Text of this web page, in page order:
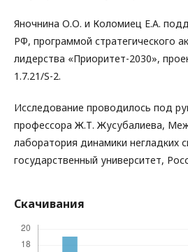
Яночнина О.О. и Коломиец Е.А.
РФ, программой стратегического
лидерства «Приоритет-2030»,
1.7.21/S-2.
Исследование проводилось под
профессора Ж.Т. Жусубалиева,
лаборатория динамики негладких
государственный университет,
Скачивания